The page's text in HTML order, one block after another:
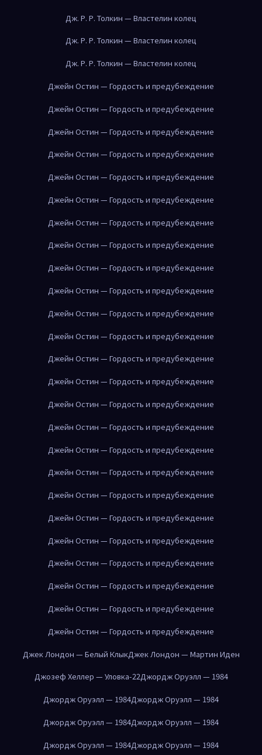
Дж. Р. Р. Толкин — Властелин колец
Дж. Р. Р. Толкин — Властелин колец
Дж. Р. Р. Толкин — Властелин колец
Джейн Остин — Гордость и предубеждение
Джейн Остин — Гордость и предубеждение
Джейн Остин — Гордость и предубеждение
Джейн Остин — Гордость и предубеждение
Джейн Остин — Гордость и предубеждение
Джейн Остин — Гордость и предубеждение
Джейн Остин — Гордость и предубеждение
Джейн Остин — Гордость и предубеждение
Джейн Остин — Гордость и предубеждение
Джейн Остин — Гордость и предубеждение
Джейн Остин — Гордость и предубеждение
Джейн Остин — Гордость и предубеждение
Джейн Остин — Гордость и предубеждение
Джейн Остин — Гордость и предубеждение
Джейн Остин — Гордость и предубеждение
Джейн Остин — Гордость и предубеждение
Джейн Остин — Гордость и предубеждение
Джейн Остин — Гордость и предубеждение
Джейн Остин — Гордость и предубеждение
Джейн Остин — Гордость и предубеждение
Джейн Остин — Гордость и предубеждение
Джейн Остин — Гордость и предубеждение
Джейн Остин — Гордость и предубеждение
Джейн Остин — Гордость и предубеждение
Джейн Остин — Гордость и предубеждение
Джек Лондон — Белый КлыкДжек Лондон — Мартин Иден
Джозеф Хеллер — Уловка-22Джордж Оруэлл — 1984
Джордж Оруэлл — 1984Джордж Оруэлл — 1984
Джордж Оруэлл — 1984Джордж Оруэлл — 1984
Джордж Оруэлл — 1984Джордж Оруэлл — 1984